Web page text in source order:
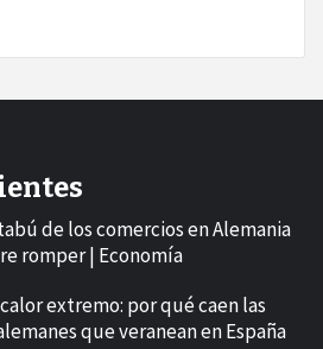
de los comercios en Alemania
romper | Economía
extremo: por qué caen las
que veranean en España